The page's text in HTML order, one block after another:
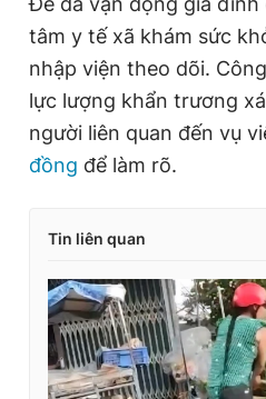
tâm y tế xã khám sức
nhập viện theo dõi.
lực lượng khẩn trương
người liên quan đến vụ
đồng để làm rõ.
Tin liên quan